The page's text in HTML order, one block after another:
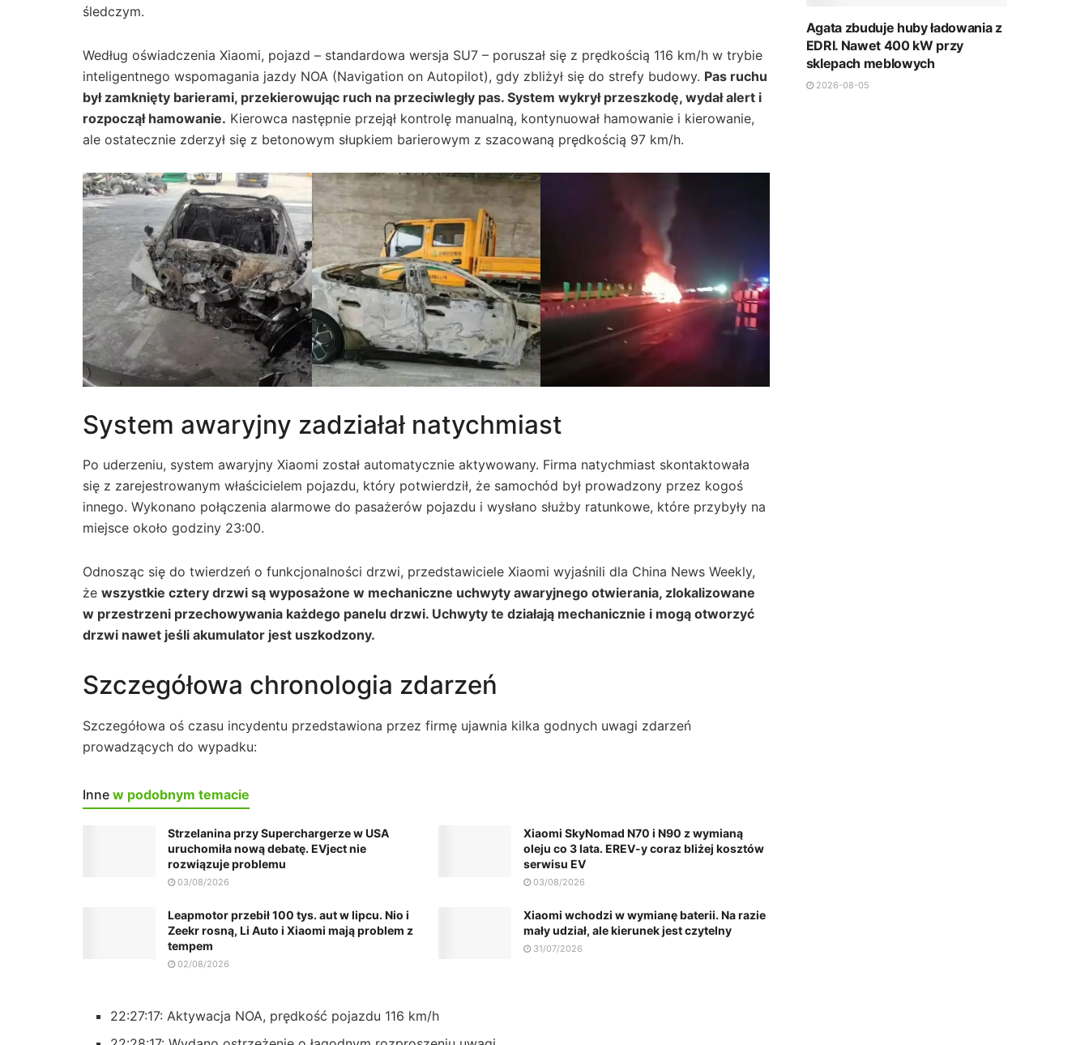
śledczym.
Według oświadczenia Xiaomi, pojazd – standardowa wersja SU7 – poruszał się z prędkością 116 km/h w trybie
inteligentnego wspomagania jazdy NOA (Navigation on Autopilot), gdy zbliżył się do strefy budowy. Pas ruchu
był zamknięty barierami, przekierowując ruch na przeciwległy pas. System wykrył przeszkodę, wydał alert i
rozpoczął hamowanie. Kierowca następnie przejął kontrolę manualną, kontynuował hamowanie i kierowanie,
ale ostatecznie zderzył się z betonowym słupkiem barierowym z szacowaną prędkością 97 km/h.
System awaryjny zadziałał natychmiast
Po uderzeniu, system awaryjny Xiaomi został automatycznie aktywowany. Firma natychmiast skontaktowała
się z zarejestrowanym właścicielem pojazdu, który potwierdził, że samochód był prowadzony przez kogoś
innego. Wykonano połączenia alarmowe do pasażerów pojazdu i wysłano służby ratunkowe, które przybyły na
miejsce około godziny 23:00.
Odnosząc się do twierdzeń o funkcjonalności drzwi, przedstawiciele Xiaomi wyjaśnili dla China News Weekly,
że wszystkie cztery drzwi są wyposażone w mechaniczne uchwyty awaryjnego otwierania, zlokalizowane
w przestrzeni przechowywania każdego panelu drzwi. Uchwyty te działają mechanicznie i mogą otworzyć
drzwi nawet jeśli akumulator jest uszkodzony.
Szczegółowa chronologia zdarzeń
Szczegółowa oś czasu incydentu przedstawiona przez firmę ujawnia kilka godnych uwagi zdarzeń
prowadzących do wypadku:
Inne w podobnym temacie
Strzelanina przy Superchargerze w USA
uruchomiła nową debatę. EVject nie
rozwiązuje problemu
03/08/2026
Xiaomi SkyNomad N70 i N90 z wymianą
oleju co 3 lata. EREV-y coraz bliżej kosztów
serwisu EV
03/08/2026
Leapmotor przebił 100 tys. aut w lipcu. Nio i
Zeekr rosną, Li Auto i Xiaomi mają problem z
tempem
02/08/2026
Xiaomi wchodzi w wymianę baterii. Na razie
mały udział, ale kierunek jest czytelny
31/07/2026
22:27:17: Aktywacja NOA, prędkość pojazdu 116 km/h
Agata zbuduje huby ładowania z
EDRI. Nawet 400 kW przy
sklepach meblowych
2026-08-05